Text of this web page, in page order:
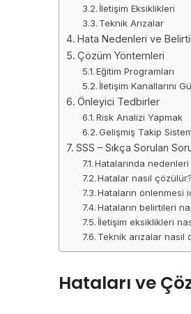
İletişim Eksiklikleri
Teknik Arızalar
Hata Nedenleri ve
Çözüm Yöntemleri
Eğitim Programları
İletişim Kanallarını
Önleyici Tedbirler
Risk Analizi Yapmak
Gelişmiş Takip
SSS – Sıkça Sorulan
Hatalarında
Hatalar nasıl çözülür?
Hataların önlenmesi
Hataların belirtileri
İletişim eksiklikleri
Teknik arızalar nasıl
Hataları ve